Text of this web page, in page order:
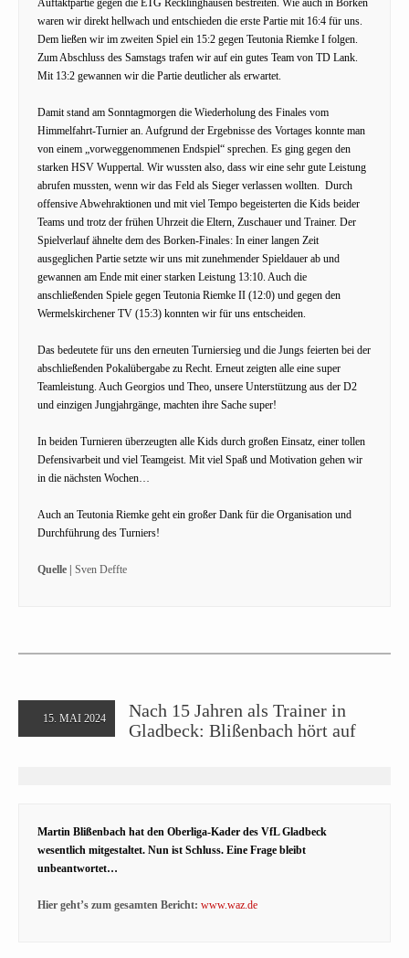
waren wir direkt hellwach und entschieden die erste Partie mit 16:4 für uns.
Dem ließen wir im zweiten Spiel ein 15:2 gegen Teutonia Riemke I folgen.
Zum Abschluss des Samstags trafen wir auf ein gutes Team von TD Lank.
Mit 13:2 gewannen wir die Partie deutlicher als erwartet.
Damit stand am Sonntagmorgen die Wiederholung des Finales vom
Himmelfahrt-Turnier an. Aufgrund der Ergebnisse des Vortages konnte man
von einem „vorweggenommenen Endspiel“ sprechen. Es ging gegen den
starken HSV Wuppertal. Wir wussten also, dass wir eine sehr gute Leistung
abrufen mussten, wenn wir das Feld als Sieger verlassen wollten. Durch
offensive Abwehraktionen und mit viel Tempo begeisterten die Kids beider
Teams und trotz der frühen Uhrzeit die Eltern, Zuschauer und Trainer. Der
Spielverlauf ähnelte dem des Borken-Finales: In einer langen Zeit
ausgeglichen Partie setzte wir uns mit zunehmender Spieldauer ab und
gewannen am Ende mit einer starken Leistung 13:10. Auch die
anschließenden Spiele gegen Teutonia Riemke II (12:0) und gegen den
Wermelskirchener TV (15:3) konnten wir für uns entscheiden.
Das bedeutete für uns den erneuten Turniersieg und die Jungs feierten bei der
abschließenden Pokalübergabe zu Recht. Erneut zeigten alle eine super
Teamleistung. Auch Georgios und Theo, unsere Unterstützung aus der D2
und einzigen Jungjahrgänge, machten ihre Sache super!
In beiden Turnieren überzeugten alle Kids durch großen Einsatz, einer tollen
Defensivarbeit und viel Teamgeist. Mit viel Spaß und Motivation gehen wir
in die nächsten Wochen…
Auch an Teutonia Riemke geht ein großer Dank für die Organisation und
Durchführung des Turniers!
Quelle | Sven Deffte
15. MAI 2024
Nach 15 Jahren als Trainer in
Gladbeck: Blißenbach hört auf
Martin Blißenbach hat den Oberliga-Kader des VfL Gladbeck
wesentlich mitgestaltet. Nun ist Schluss. Eine Frage bleibt
unbeantwortet…
Hier geht’s zum gesamten Bericht: www.waz.de